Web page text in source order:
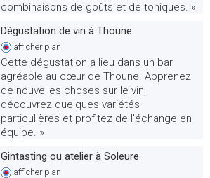
combinaisons de goûts et de toniques. »
Dégustation de vin à Thoune
afficherplan
Cette dégustation a lieu dans un bar
agréable au cœur de Thoune. Apprenez
de nouvelles choses sur le vin,
découvrez quelques variétés
particulières et profitez de l'échange en
équipe. »
Gintasting ou atelier à Soleure
afficherplan